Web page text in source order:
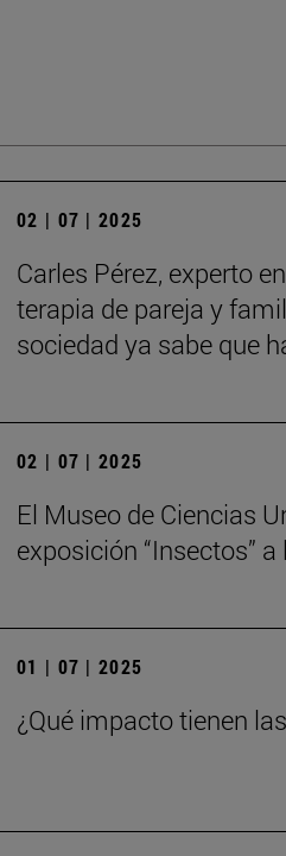
02 | 07 | 2025
Carles Pérez, experto
terapia de pareja y
sociedad ya sabe que
02 | 07 | 2025
El Museo de Ciencias
exposición “Insectos”
01 | 07 | 2025
¿Qué impacto tienen